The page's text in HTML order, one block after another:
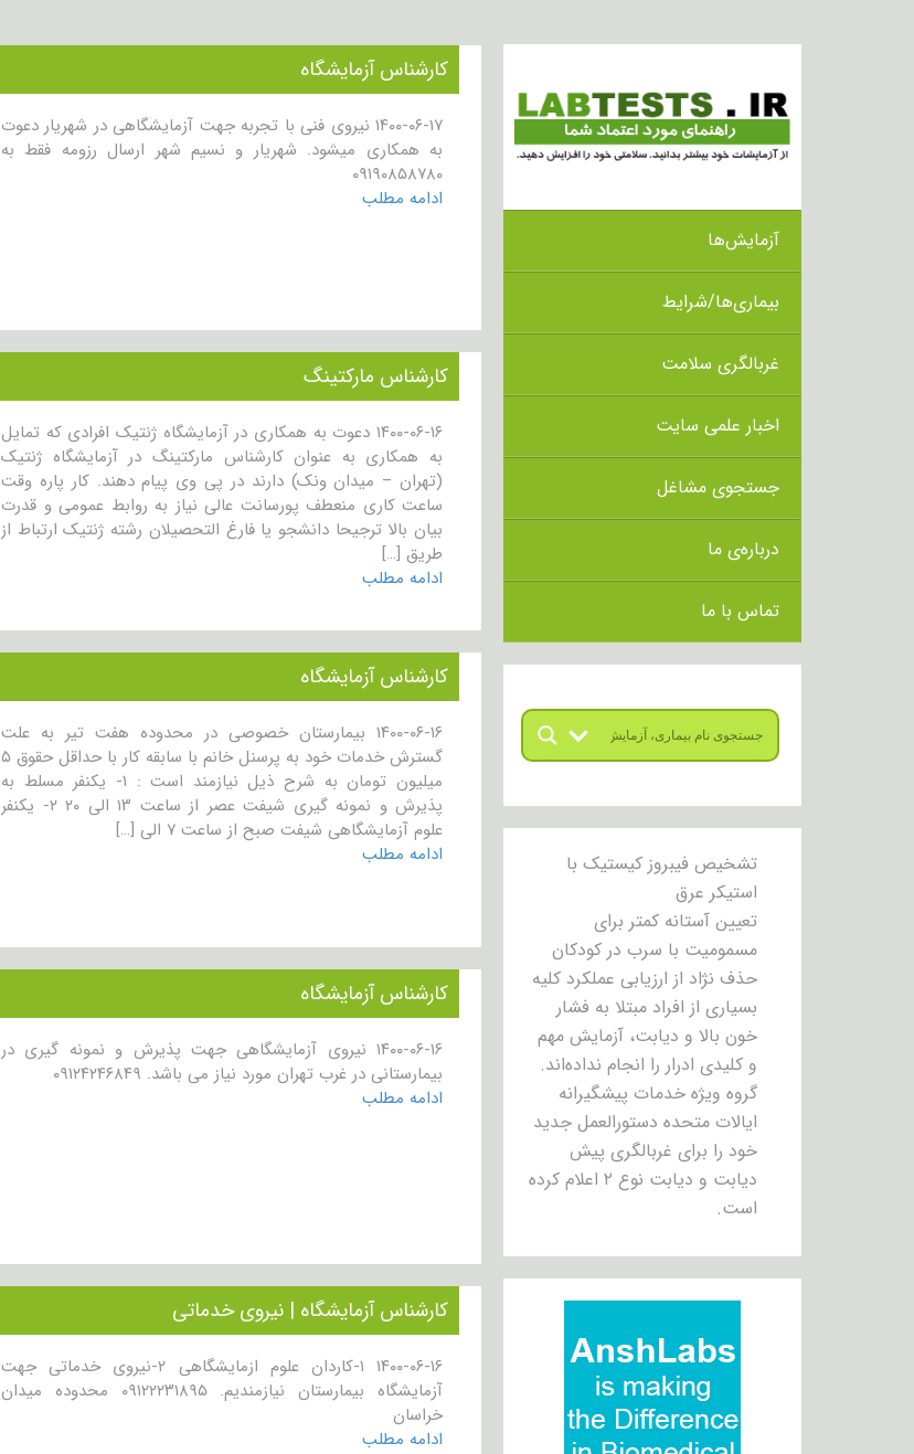
آزمایش‌ها
بیماری‌ها/شرایط
غربالگری سلامت
اخبار علمی سایت
جستجوی مشاغل
درباره‌ی ما
تماس با ما
تشخیص فیبروز کیستیک با
استیکر عرق
تعیین آستانه کمتر برای
مسمومیت با سرب در کودکان
حذف نژاد از ارزیابی عملکرد کلیه
بسیاری از افراد مبتلا به فشار
خون بالا و دیابت، آزمایش مهم
و کلیدی ادرار را انجام نداده‌اند.
گروه ویژه خدمات پیشگیرانه
ایالات متحده دستورالعمل جدید
خود را برای غربالگری پیش
دیابت و دیابت نوع ۲ اعلام کرده
است.
کارشناس آزمایشگاه
۱۴۰۰-۰۶-۱۷ نیروی فنی با تجربه جهت آزمایشگاهی در شهریار دعوت
به همکاری میشود. شهریار و نسیم شهر ارسال رزومه فقط به
۰۹۱۹۰۸۵۸۷۸۰
ادامه مطلب
کارشناس مارکتینگ
۱۴۰۰-۰۶-۱۶ دعوت به همکاری در آزمایشگاه ژنتیک افرادی که تمایل
به همکاری به عنوان کارشناس مارکتینگ در آزمایشگاه ژنتیک
(تهران – میدان ونک) دارند در پی وی پیام دهند. کار پاره وقت
ساعت کاری منعطف پورسانت عالی نیاز به روابط عمومی و قدرت
بیان بالا ترجیحا دانشجو یا فارغ التحصیلان رشته ژنتیک ارتباط از
طریق […]
ادامه مطلب
کارشناس آزمایشگاه
۱۴۰۰-۰۶-۱۶ بیمارستان خصوصی در محدوده هفت تیر به علت
گسترش خدمات خود به پرسنل خانم با سابقه کار با حداقل حقوق ۵
میلیون تومان به شرح ذیل نیازمند است : ۱- یکنفر مسلط به
پذیرش و نمونه گیری شیفت عصر از ساعت ۱۳ الی ۲۰ ۲- یکنفر
علوم آزمایشگاهی شیفت صبح از ساعت ۷ الی […]
ادامه مطلب
کارشناس آزمایشگاه
۱۴۰۰-۰۶-۱۶ نیروی آزمایشگاهی جهت پذیرش و نمونه گیری در
بیمارستانی در غرب تهران مورد نیاز می باشد. ۰۹۱۲۴۲۴۶۸۴۹
ادامه مطلب
کارشناس آزمایشگاه | نیروی خدماتی
۱۴۰۰-۰۶-۱۶ ۱-کاردان علوم ازمایشگاهی ۲-نیروی خدماتی جهت
آزمایشگاه بیمارستان نیازمندیم. ۰۹۱۲۲۲۳۱۸۹۵ محدوده میدان
خراسان
ادامه مطلب